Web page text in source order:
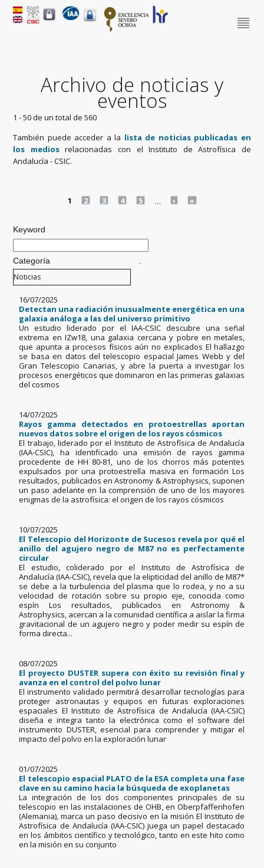
Archivo de noticias y
eventos
1 - 50 de un total de 560
También puede acceder a la lista de noticias publicadas en
los mediosrelacionadas con el Instituto de Astrofísica de
Andalucía - CSIC.
1 2 3 4 5 … › »
Keyword
Categoría
16/07/2025
Detectan una radiación inusualmente energética en una
galaxia análoga a las del universo primitivo
Un estudio liderado por el IAA-CSIC descubre una señal
extrema en IZw18, una galaxia cercana y pobre en metales,
que apunta a procesos físicos aún no explicados El hallazgo
se basa en datos del telescopio espacial James Webb y del
Gran Telescopio Canarias, y abre la puerta a investigar los
procesos energéticos que dominaron en las primeras galaxias
del cosmos
14/07/2025
Rayos gamma detectados en protoestrellas aportan
nuevos datos sobre el origen de los rayos cósmicos
El trabajo, liderado por el Instituto de Astrofísica de Andalucía
(IAA-CSIC), ha identificado una emisión de rayos gamma
procedente de HH 80-81, uno de los chorros más potentes
expulsados por una protoestrella masiva en formación Los
resultados, publicados en Astronomy & Astrophysics, suponen
un paso adelante en la comprensión de uno de los mayores
enigmas de la astrofísica: el origen de los rayos cósmicos
10/07/2025
El Telescopio del Horizonte de Sucesos revela por qué el
anillo del agujero negro de M87 no es perfectamente
circular
El estudio, coliderado por el Instituto de Astrofísica de
Andalucía (IAA-CSIC), revela que la elipticidad del anillo de M87*
se debe a la turbulencia del plasma que lo rodea, y no a su
velocidad de rotación sobre su propio eje, conocida como
espín Los resultados, publicados en Astronomy &
Astrophysics, acercan a la comunidad científica a aislar la firma
gravitacional de un agujero negro y poder medir su espín de
forma directa...
08/07/2025
El proyecto DUSTER supera con éxito su revisión final y
avanza en el control del polvo lunar
El instrumento validado permitirá desarrollar tecnologías para
proteger astronautas y equipos en futuras exploraciones
espaciales El Instituto de Astrofísica de Andalucía (IAA-CSIC)
diseña e integra tanto la electrónica como el software del
instrumento DUSTER, esencial para comprender y mitigar el
impacto del polvo en la exploración lunar
01/07/2025
El telescopio espacial PLATO de la ESA completa una fase
clave en su camino hacia la búsqueda de exoplanetas
La integración de los dos componentes principales de su
telescopio en las instalaciones de OHB, en Oberpfaffenhofen
(Alemania), marca un paso decisivo en la misión El Instituto de
Astrofísica de Andalucía (IAA-CSIC) juega un papel destacado
en los ámbitos científico y tecnológico, tanto en este hito como
en la misión en su conjunto